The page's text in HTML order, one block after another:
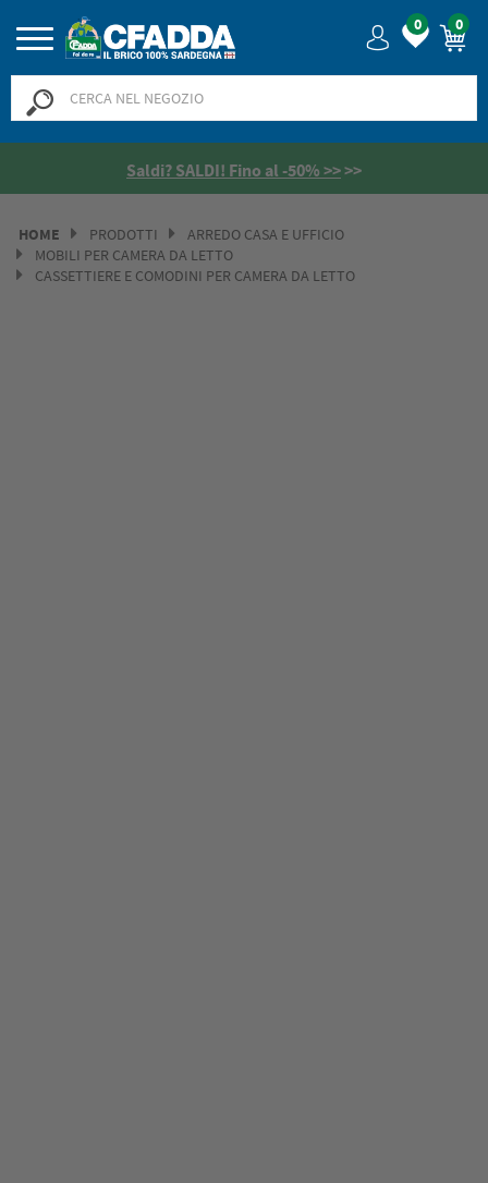
0 0
Saldi? SALDI! Fino al -50% >>>>
HOME PRODOTTI
ARREDO CASA E UFFICIO
MOBILI PER CAMERA DA LETTO
CASSETTIERE E COMODINI PER CAMERA DA LETTO